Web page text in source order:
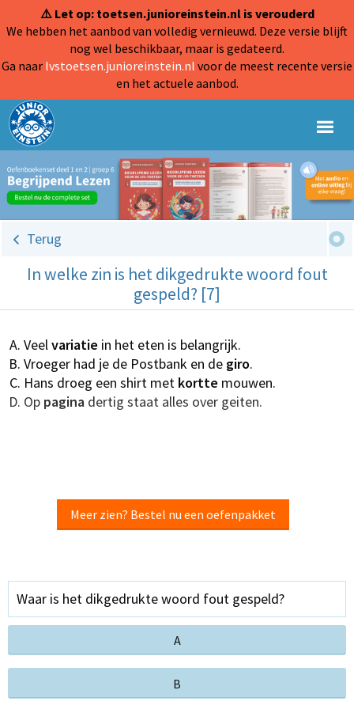
⚠️ Let op: toetsen.junioreinstein.nl is verouderd
We hebben het aanbod van volledig vernieuwd. Deze versie blijft
nog wel beschikbaar, maar is gedateerd.
Ga naar lvstoetsen.junioreinstein.nl voor de meest recente versie
en het actuele aanbod.
Terug
In welke zin is het dikgedrukte woord fout
gespeld? [7]
Veel variatie in het eten is belangrijk.
Vroeger had je de Postbank en de giro.
Hans droeg een shirt met kortte mouwen.
Op pagina dertig staat alles over geiten.
Meer zien? Bestel nu een oefenpakket
Waar is het dikgedrukte woord fout gespeld?
A
B